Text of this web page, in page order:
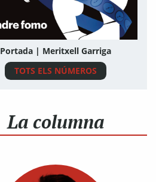
Portada | Meritxell Garriga
TOTS ELS NÚMEROS
La columna